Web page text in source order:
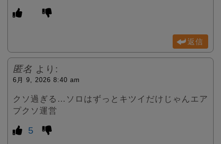
返信
匿名 より:
6月 9, 2026 8:40 am
クソ過ぎる…ソロはずっとキツイだけじゃんエア
プクソ運営
5